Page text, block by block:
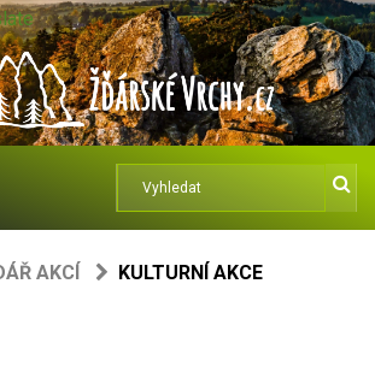
AKCÍ KULTURNÍ AKCE